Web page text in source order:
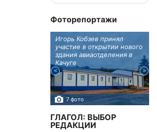
Фоторепортажи
Игорь Кобзев принял
участие в открытии нового
здания авиаотделения в
Качуге
7 фото
ГЛАГОЛ: ВЫБОР
РЕДАКЦИИ